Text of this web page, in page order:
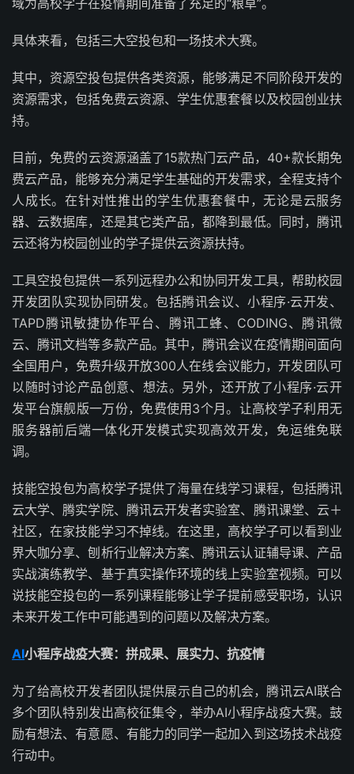
域为高校学子在疫情期间准备了充足的“粮草”。
具体来看，包括三大空投包和一场技术大赛。
其中，资源空投包提供各类资源，能够满足不同阶段开发的
资源需求，包括免费云资源、学生优惠套餐以及校园创业扶
持。
目前，免费的云资源涵盖了15款热门云产品，40+款长期免
费云产品，能够充分满足学生基础的开发需求，全程支持个
人成长。在针对性推出的学生优惠套餐中，无论是云服务
器、云数据库，还是其它类产品，都降到最低。同时，腾讯
云还将为校园创业的学子提供云资源扶持。
工具空投包提供一系列远程办公和协同开发工具，帮助校园
开发团队实现协同研发。包括腾讯会议、小程序·云开发、
TAPD腾讯敏捷协作平台、腾讯工蜂、CODING、腾讯微
云、腾讯文档等多款产品。其中，腾讯会议在疫情期间面向
全国用户，免费升级开放300人在线会议能力，开发团队可
以随时讨论产品创意、想法。另外，还开放了小程序·云开
发平台旗舰版一万份，免费使用3个月。让高校学子利用无
服务器前后端一体化开发模式实现高效开发，免运维免联
调。
技能空投包为高校学子提供了海量在线学习课程，包括腾讯
云大学、腾实学院、腾讯云开发者实验室、腾讯课堂、云＋
社区，在家技能学习不掉线。在这里，高校学子可以看到业
界大咖分享、刨析行业解决方案、腾讯云认证辅导课、产品
实战演练教学、基于真实操作环境的线上实验室视频。可以
说技能空投包的一系列课程能够让学子提前感受职场，认识
未来开发工作中可能遇到的问题以及解决方案。
AI小程序战疫大赛：拼成果、展实力、抗疫情
为了给高校开发者团队提供展示自己的机会，腾讯云AI联合
多个团队特别发出高校征集令，举办AI小程序战疫大赛。鼓
励有想法、有意愿、有能力的同学一起加入到这场技术战疫
行动中。